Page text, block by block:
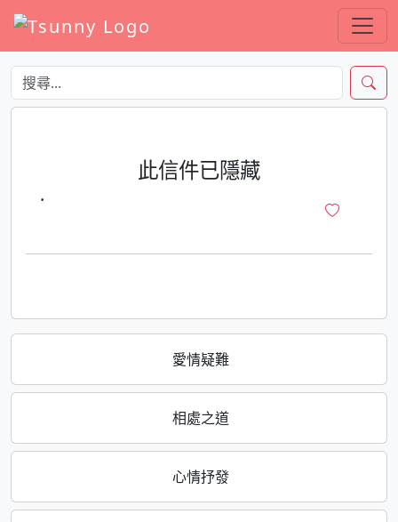
愛情疑難
相處之道
心情抒發
此信件已隱藏
·